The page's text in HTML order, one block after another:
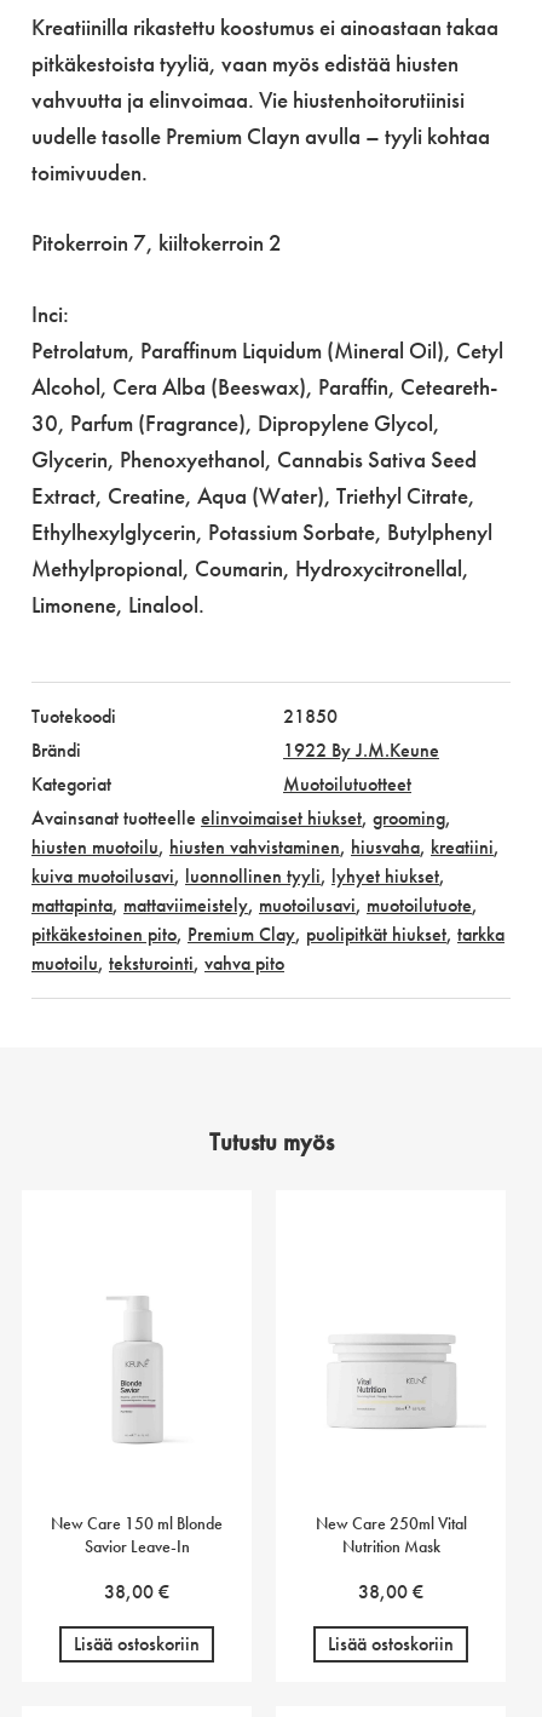
Kreatiinilla rikastettu koostumus ei ainoastaan takaa
pitkäkestoista tyyliä, vaan myös edistää hiusten
vahvuutta ja elinvoimaa. Vie hiustenhoitorutiinisi
uudelle tasolle Premium Clayn avulla – tyyli kohtaa
toimivuuden.
Pitokerroin 7, kiiltokerroin 2
Inci:
Petrolatum, Paraffinum Liquidum (Mineral Oil), Cetyl
Alcohol, Cera Alba (Beeswax), Paraffin, Ceteareth-
30, Parfum (Fragrance), Dipropylene Glycol,
Glycerin, Phenoxyethanol, Cannabis Sativa Seed
Extract, Creatine, Aqua (Water), Triethyl Citrate,
Ethylhexylglycerin, Potassium Sorbate, Butylphenyl
Methylpropional, Coumarin, Hydroxycitronellal,
Limonene, Linalool.
Tuotekoodi
21850
Brändi
1922 By J.M.Keune
Kategoriat
Muotoilutuotteet
Avainsanat tuotteelle elinvoimaiset hiukset, grooming,
hiusten muotoilu, hiusten vahvistaminen, hiusvaha, kreatiini,
kuiva muotoilusavi, luonnollinen tyyli, lyhyet hiukset,
mattapinta, mattaviimeistely, muotoilusavi, muotoilutuote,
pitkäkestoinen pito, Premium Clay, puolipitkät hiukset, tarkka
muotoilu, teksturointi, vahva pito
Tutustu myös
New Care 150 ml Blonde
Savior Leave-In
38,00€
Lisää ostoskoriin
New Care 250ml Vital
Nutrition Mask
38,00€
Lisää ostoskoriin